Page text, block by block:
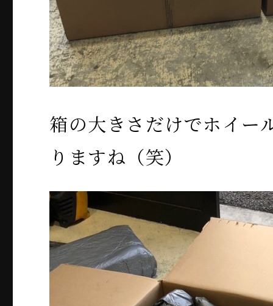
箱の大きさだけでホイー
りますね（笑）